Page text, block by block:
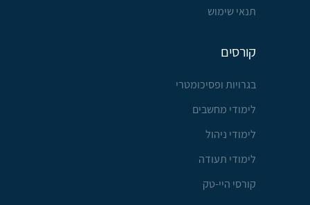
תנאי שימוש
קורסים
בגרויות ופסיכומטרי
לימודי מחשבים
לימודי ניהול
לימודי תעודה
קורסי היי-טק